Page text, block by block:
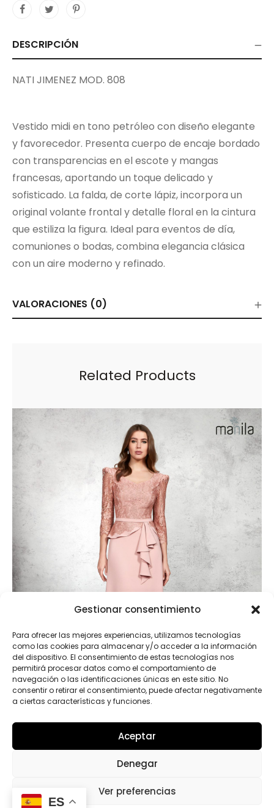
Gestionar consentimiento
Para ofrecer las mejores experiencias, utilizamos tecnologías
como las cookies para almacenar y/o acceder a la información
del dispositivo. El consentimiento de estas tecnologías nos
permitirá procesar datos como el comportamiento de
navegación o las identificaciones únicas en este sitio. No
consentir o retirar el consentimiento, puede afectar negativamente
a ciertas características y funciones.
Aceptar
Denegar
Ver preferencias
DESCRIPCIÓN
NATI JIMENEZ MOD. 808
Vestido midi en tono petróleo con diseño elegante
y favorecedor. Presenta cuerpo de encaje bordado
con transparencias en el escote y mangas
francesas, aportando un toque delicado y
sofisticado. La falda, de corte lápiz, incorpora un
original volante frontal y detalle floral en la cintura
que estiliza la figura. Ideal para eventos de día,
comuniones o bodas, combina elegancia clásica
con un aire moderno y refinado.
VALORACIONES (0)
Related Products
ES